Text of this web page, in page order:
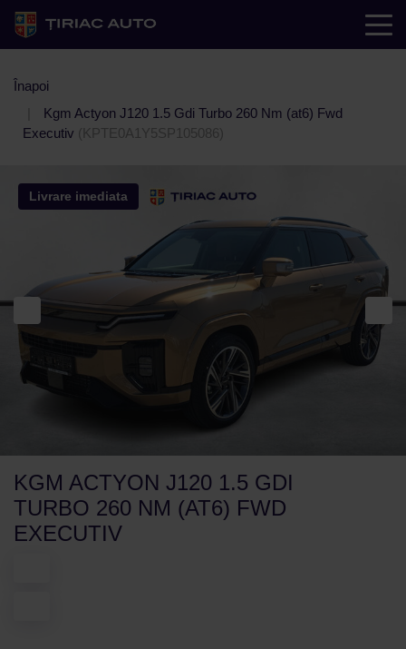
Înapoi
Kgm Actyon J120 1.5 Gdi Turbo 260 Nm (at6) Fwd
Executiv (KPTE0A1Y5SP105086)
Livrare imediata
KGM ACTYON J120 1.5 GDI
TURBO 260 NM (AT6) FWD
EXECUTIV